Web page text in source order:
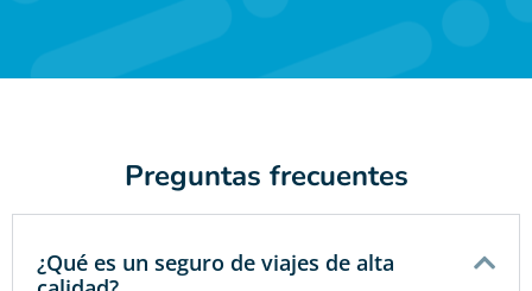
Preguntas frecuentes
¿Qué es un seguro de viajes de alta